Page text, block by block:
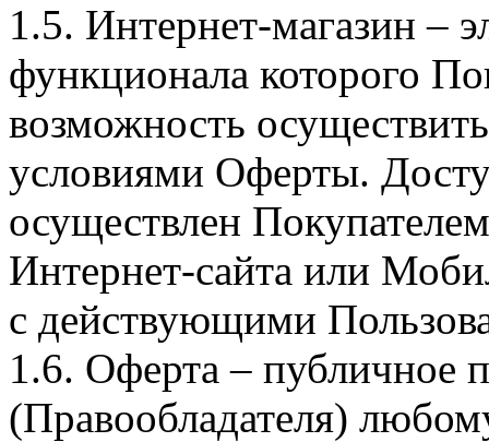
1.5. Интернет-магазин –
функционала которого
возможность
условиями Оферты.
осуществлен
Интернет-сайта или
с действующими
1.6. Оферта – публичное
(Правообладателя)